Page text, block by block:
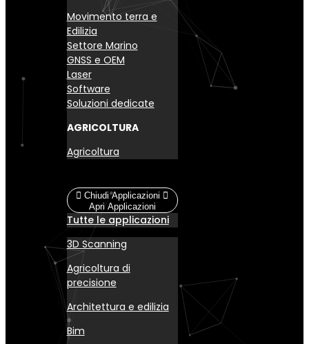
Movimento terra e
Edilizia
Settore Marino
GNSS e OEM
Laser
Software
Soluzioni dedicate
AGRICOLTURA
Agricoltura
Chiudi Applicazioni
Apri Applicazioni
Tutte le applicazioni
3D Scanning
Agricoltura di
precisione
Architettura e edilizia
Bim